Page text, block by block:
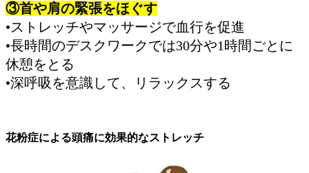
③首や肩の緊張をほぐす
•ストレッチやマッサージで血行を促進
•長時間のデスクワークでは30分や1時間ごとに
休憩をとる
•深呼吸を意識して、リラックスする
花粉症による頭痛に効果的なストレッチ